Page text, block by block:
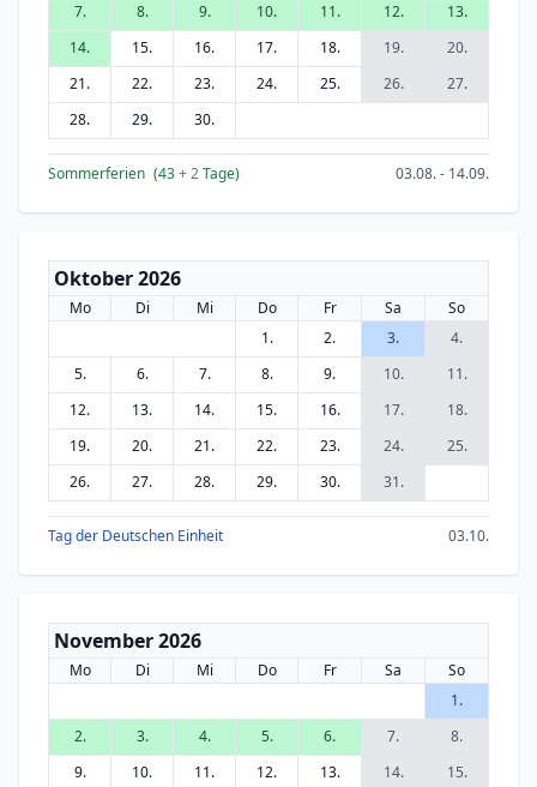
7.
8. 9. 10. 11. 12.
13.
14.
15. 16. 17. 18. 19.
20.
21.
22. 23. 24. 25. 26.
27.
28.
29. 30.
Sommerferien (43+ 2Tage) 03.08. - 14.09.
Oktober 2026
Mo Di Mi Do Fr Sa
So
1.
2. 3.
4.
5.
6. 7. 8. 9. 10.
11.
12.
13. 14. 15. 16. 17.
18.
19.
20. 21. 22. 23. 24.
25.
26.
27. 28. 29. 30. 31.
Tag der Deutschen Einheit 03.10.
November 2026
Mo Di Mi Do Fr Sa
So
1.
2.
3. 4. 5. 6. 7.
8.
9.
10. 11. 12. 13. 14.
15.